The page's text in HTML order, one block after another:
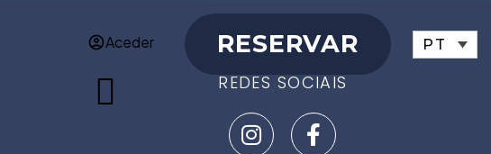
Aceder RESERVAR PT
REDES SOCIAIS